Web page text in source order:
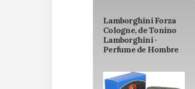
Lamborghini Forza
Cologne, de Tonino
Lamborghini ·
Perfume de Hombre